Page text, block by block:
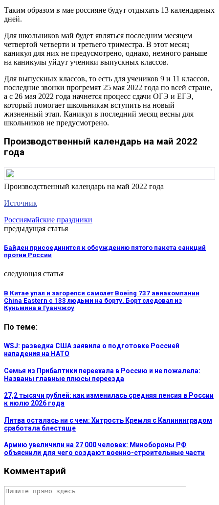
Таким образом в мае россияне будут отдыхать 13 календарных
дней.
Для школьников май будет являться последним месяцем
четвертой четверти и третьего триместра. В этот месяц
каникул для них не предусмотрено, однако, немного раньше
на каникулы уйдут ученики выпускных классов.
Для выпускных классов, то есть для учеников 9 и 11 классов,
последние звонки прогремят 25 мая 2022 года по всей стране,
а с 26 мая 2022 года начнется процесс сдачи ОГЭ и ЕГЭ,
который помогает школьникам вступить на новый
жизненный этап. Каникул в последний месяц весны для
школьников не предусмотрено.
Производственный календарь на май 2022
года
Производственный календарь на май 2022 года
Источник
Россиямайские праздники
предыдущая статья
Байден присоединится к обсуждению пятого пакета санкций
против России
следующая статья
В Китае упал и загорелся самолет Boeing 737 авиакомпании
China Eastern с 133 людьми на борту. Борт следовал из
Куньмина в Гуанчжоу
По теме:
WSJ: разведка США заявила о подготовке Россией
нападения на НАТО
Семья из Прибалтики переехала в Россию и не пожалела:
Названы главные плюсы переезда
27,2 тысячи рублей: как изменилась средняя пенсия в России
к июлю 2026 года
Литва осталась ни с чем: Хитрость Кремля с Калининградом
сработала блестяще
Армию увеличили на 27 000 человек: Минобороны РФ
объяснили для чего создают военно-строительные части
Комментарий